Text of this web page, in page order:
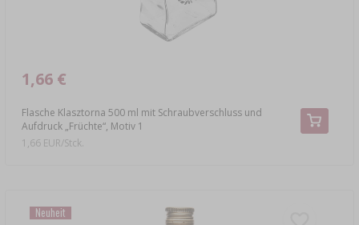
Flasche Klasztorna 500 ml mit Schraubverschluss und
Aufdruck „Früchte“, Motiv 1
1,66 €
1,66 EUR/Stck.
Neuheit